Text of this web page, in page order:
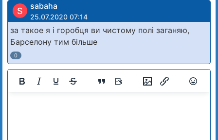
S sabaha
25.07.2020 07:14
за такое я і горобця ви чистому полі заганяю,
Барселону тим більше
0